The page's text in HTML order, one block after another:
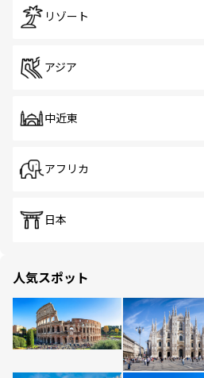
リゾート
アジア
中近東
アフリカ
日本
人気スポット